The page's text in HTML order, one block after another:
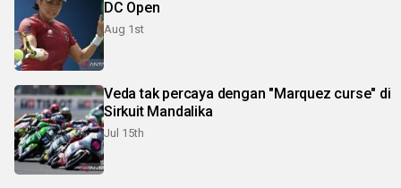
DC Open
Aug 1st
Veda tak percaya dengan "Marquez curse" di
Sirkuit Mandalika
Jul 15th